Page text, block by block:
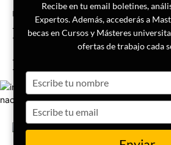
Portada
LISA Challenge |
#1: Seguridad
Digital (misión
Recibe en tu email boletines,
Expertos. Además, accederás a
becas en Cursos y Másteres
ofertas de trabajo cada
your
name
your
email